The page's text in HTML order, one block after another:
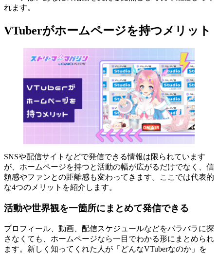
れます。
VTuberがホームページを持つメリット
SNSや配信サイトなどで発信できる情報は限られています
が、ホームページを持つと活動の幅が広がるだけでなく、信
頼感やファンとの距離感も変わってきます。ここでは代表的
な4つのメリットを紹介します。
活動や世界観を一箇所にまとめて発信できる
プロフィール、動画、配信スケジュールなどをバラバラに探
さなくても、ホームページなら一目でわかる形にまとめられ
ます。新しく知ってくれた人が「どんなVTuberなのか」を